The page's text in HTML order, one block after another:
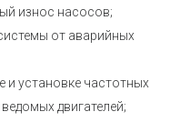
износ насосов;
от аварийных
и установке частотных
двигателей;